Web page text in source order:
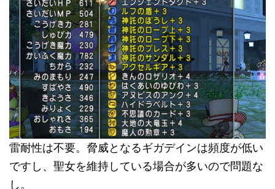
雷耐性は不要。脅威となるギガデインは頻度が低い
ですし、聖女を維持している場合が多いので問題な
し。